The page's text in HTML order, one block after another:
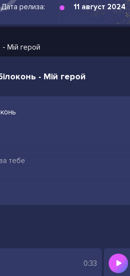
Дата релиза:
11 август 2024
- Мій герой
- Мій герой
тебе
тебе
0:33